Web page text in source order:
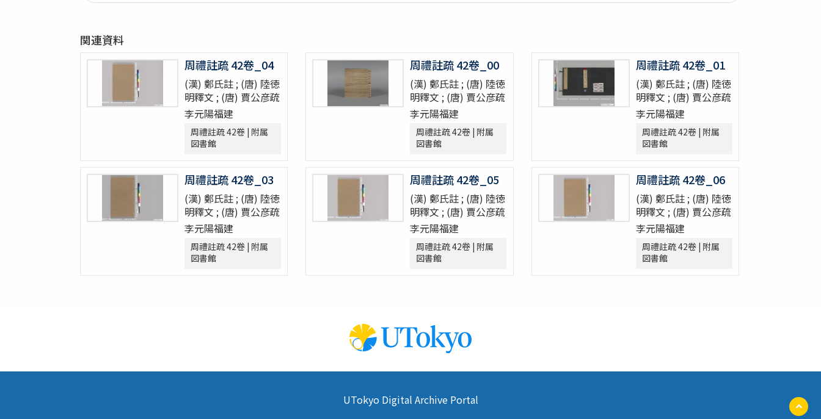
泉州本淳化閣帖十巻闕四巻
停雲館帖十二巻
偽絳帖残一巻
拪先塋記
顔氏家廟碑
古今歴代法帖
朴彭年草書千字文
金麟厚草書千字文
水滸伝コレクション
鍾伯敬先生批評水滸伝一百巻一百回
新刻全像忠義水滸誌伝二十五巻一百十五回
李卓吾先生批点忠義水滸伝
関連資料
周禮註疏 42卷_04
(漢) 鄭氏註 ; (唐) 陸徳
明釋文 ; (唐) 賈公彦疏
李元陽福建
周禮註疏 42卷 | 附属
図書館
周禮註疏 42卷_00
(漢) 鄭氏註 ; (唐) 陸徳
明釋文 ; (唐) 賈公彦疏
李元陽福建
周禮註疏 42卷 | 附属
図書館
周禮註疏 42卷_01
(漢) 鄭氏註 ; (唐) 陸徳
明釋文 ; (唐) 賈公彦疏
李元陽福建
周禮註疏 42卷 | 附属
図書館
周禮註疏 42卷_03
(漢) 鄭氏註 ; (唐) 陸徳
明釋文 ; (唐) 賈公彦疏
李元陽福建
周禮註疏 42卷 | 附属
図書館
周禮註疏 42卷_05
(漢) 鄭氏註 ; (唐) 陸徳
明釋文 ; (唐) 賈公彦疏
李元陽福建
周禮註疏 42卷 | 附属
図書館
周禮註疏 42卷_06
(漢) 鄭氏註 ; (唐) 陸徳
明釋文 ; (唐) 賈公彦疏
李元陽福建
周禮註疏 42卷 | 附属
図書館
UTokyo Digital Archive Portal